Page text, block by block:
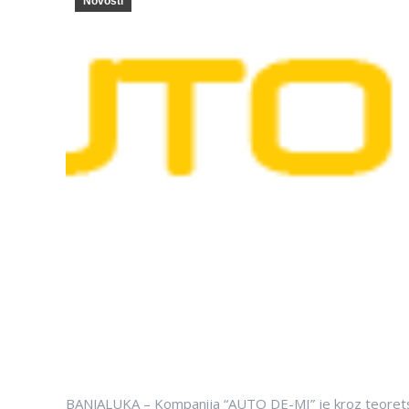
BANJALUKA – Kompanija “AUTO DE-MI” je kroz